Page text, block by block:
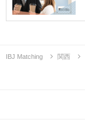
IBJ Matching 関西